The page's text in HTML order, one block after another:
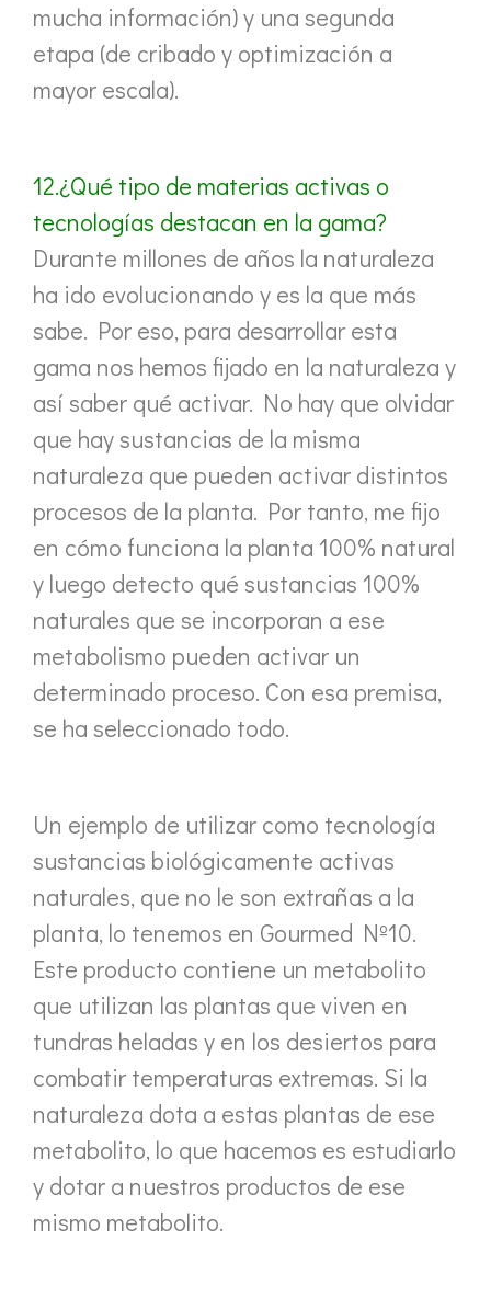
mucha información) y una segunda
etapa (de cribado y optimización a
mayor escala).
12.¿Qué tipo de materias activas o
tecnologías destacan en la gama?
Durante millones de años la naturaleza
ha ido evolucionando y es la que más
sabe. Por eso, para desarrollar esta
gama nos hemos fijado en la naturaleza y
así saber qué activar. No hay que olvidar
que hay sustancias de la misma
naturaleza que pueden activar distintos
procesos de la planta. Por tanto, me fijo
en cómo funciona la planta 100% natural
y luego detecto qué sustancias 100%
naturales que se incorporan a ese
metabolismo pueden activar un
determinado proceso. Con esa premisa,
se ha seleccionado todo.
Un ejemplo de utilizar como tecnología
sustancias biológicamente activas
naturales, que no le son extrañas a la
planta, lo tenemos en Gourmed Nº10.
Este producto contiene un metabolito
que utilizan las plantas que viven en
tundras heladas y en los desiertos para
combatir temperaturas extremas. Si la
naturaleza dota a estas plantas de ese
metabolito, lo que hacemos es estudiarlo
y dotar a nuestros productos de ese
mismo metabolito.